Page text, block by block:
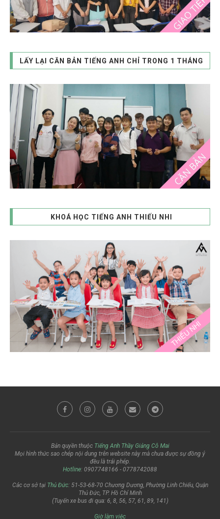
LẤY LẠI CĂN BẢN TIẾNG ANH CHỈ TRONG 1 THÁNG
KHOÁ HỌC TIẾNG ANH THIẾU NHI
Bản quyền thuộc Tiếng Anh Thầy Giảng Cô Mai
Mọi hình thức sao chép nội dung trên website này mà chưa được sự đồng ý
đều là trái phép.
Hotline: 0907748166 - 0778742088
Các cơ sở tại Thủ Đức: 51-53-68-70 Chương Dương, Phường Linh Chiểu, Quận
Thủ Đức, TP. Hồ Chí Minh
(Tuyến xe bus đi qua: 6, 8, 56, 57, 61, 89, 141)
Giờ làm việc